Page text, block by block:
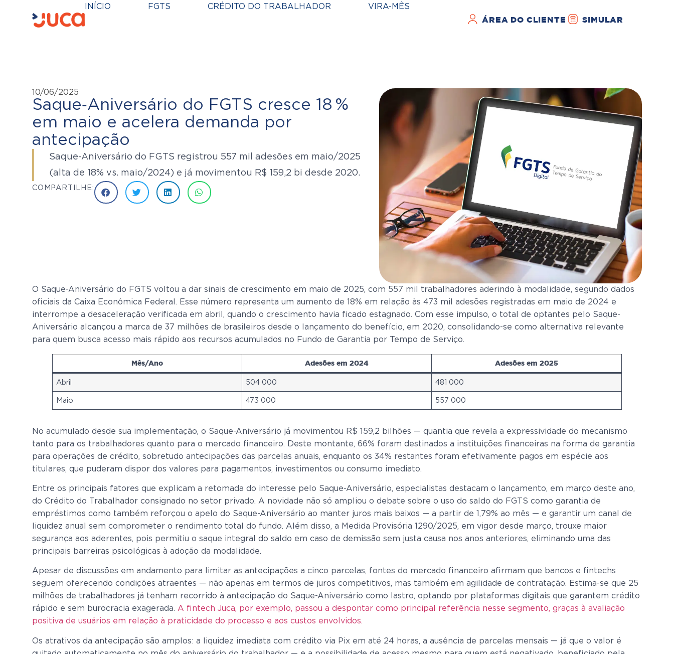
INÍCIO FGTS CRÉDITO DO TRABALHADOR VIRA-MÊS
ÁREA DO CLIENTE SIMULAR
10/06/2025
Saque‑Aniversário do FGTS cresce 18 %
em maio e acelera demanda por
antecipação
Saque-Aniversário do FGTS registrou 557 mil adesões em maio/2025
(alta de 18% vs. maio/2024) e já movimentou R$ 159,2 bi desde 2020.
COMPARTILHE:
O Saque-Aniversário do FGTS voltou a dar sinais de crescimento em maio de 2025, com 557 mil trabalhadores aderindo à modalidade, segundo dados
oficiais da Caixa Econômica Federal. Esse número representa um aumento de 18% em relação às 473 mil adesões registradas em maio de 2024 e
interrompe a desaceleração verificada em abril, quando o crescimento havia ficado estagnado. Com esse impulso, o total de optantes pelo Saque-
Aniversário alcançou a marca de 37 milhões de brasileiros desde o lançamento do benefício, em 2020, consolidando-se como alternativa relevante
para quem busca acesso mais rápido aos recursos acumulados no Fundo de Garantia por Tempo de Serviço.
Mês/Ano Adesões em 2024 Adesões em 2025
Abril 504 000 481 000
Maio 473 000 557 000
No acumulado desde sua implementação, o Saque-Aniversário já movimentou R$ 159,2 bilhões — quantia que revela a expressividade do mecanismo
tanto para os trabalhadores quanto para o mercado financeiro. Deste montante, 66% foram destinados a instituições financeiras na forma de garantia
para operações de crédito, sobretudo antecipações das parcelas anuais, enquanto os 34% restantes foram efetivamente pagos em espécie aos
titulares, que puderam dispor dos valores para pagamentos, investimentos ou consumo imediato.
Entre os principais fatores que explicam a retomada do interesse pelo Saque-Aniversário, especialistas destacam o lançamento, em março deste ano,
do Crédito do Trabalhador consignado no setor privado. A novidade não só ampliou o debate sobre o uso do saldo do FGTS como garantia de
empréstimos como também reforçou o apelo do Saque-Aniversário ao manter juros mais baixos — a partir de 1,79% ao mês — e garantir um canal de
liquidez anual sem comprometer o rendimento total do fundo. Além disso, a Medida Provisória 1290/2025, em vigor desde março, trouxe maior
segurança aos aderentes, pois permitiu o saque integral do saldo em caso de demissão sem justa causa nos anos anteriores, eliminando uma das
principais barreiras psicológicas à adoção da modalidade.
Apesar de discussões em andamento para limitar as antecipações a cinco parcelas, fontes do mercado financeiro afirmam que bancos e fintechs
seguem oferecendo condições atraentes — não apenas em termos de juros competitivos, mas também em agilidade de contratação. Estima-se que 25
milhões de trabalhadores já tenham recorrido à antecipação do Saque-Aniversário como lastro, optando por plataformas digitais que garantem crédito
rápido e sem burocracia exagerada. A fintech Juca, por exemplo, passou a despontar como principal referência nesse segmento, graças à avaliação
positiva de usuários em relação à praticidade do processo e aos custos envolvidos.
Os atrativos da antecipação são amplos: a liquidez imediata com crédito via Pix em até 24 horas, a ausência de parcelas mensais — já que o valor é